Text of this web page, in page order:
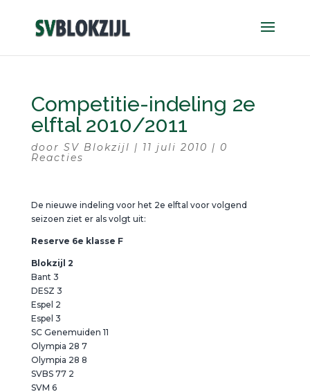
Competitie-indeling 2e
elftal 2010/2011
door SV Blokzijl | 11 juli 2010 | 0
Reacties
De nieuwe indeling voor het 2e elftal voor volgend
seizoen ziet er als volgt uit:
Reserve 6e klasse F
Blokzijl 2
Bant 3
DESZ 3
Espel 2
Espel 3
SC Genemuiden 11
Olympia 28 7
Olympia 28 8
SVBS 77 2
SVM 6